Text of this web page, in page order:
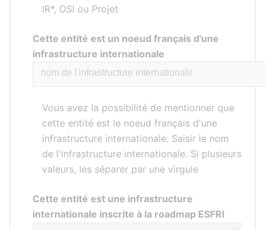
IR*, OSI ou Projet
Cette entité est un noeud français d'une
infrastructure internationale
Vous avez la possibilité de mentionner que
cette entité est le noeud français d'une
infrastructure internationale. Saisir le nom
de l'infrastructure internationale. Si plusieurs
valeurs, les séparer par une virgule
Cette entité est une infrastructure
internationale inscrite à la roadmap ESFRI